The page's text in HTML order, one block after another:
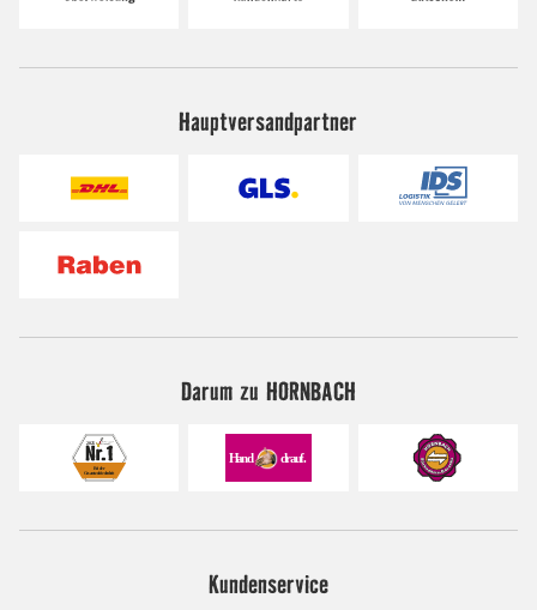
Hauptversandpartner
Darum zu HORNBACH
Kundenservice